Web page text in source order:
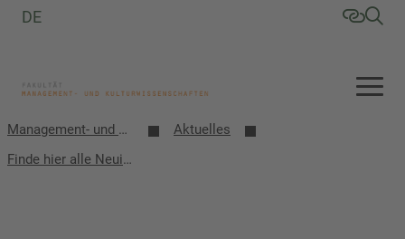
DE
Management- und Kulturwissenschaften
Aktuelles
Finde hier alle Neuigkeiten aus der Fakultät Management- und Kulturwissenschaften